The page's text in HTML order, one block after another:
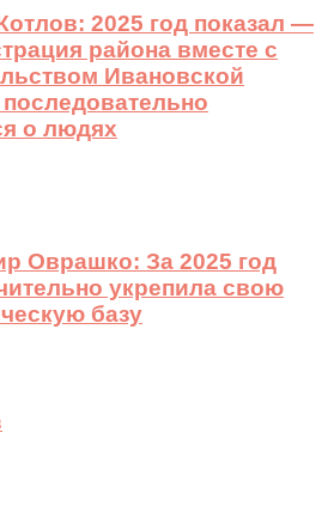
2025 год показал —
района вместе с
Ивановской
о людях
Оврашко: За 2025 год
укрепила свою
базу